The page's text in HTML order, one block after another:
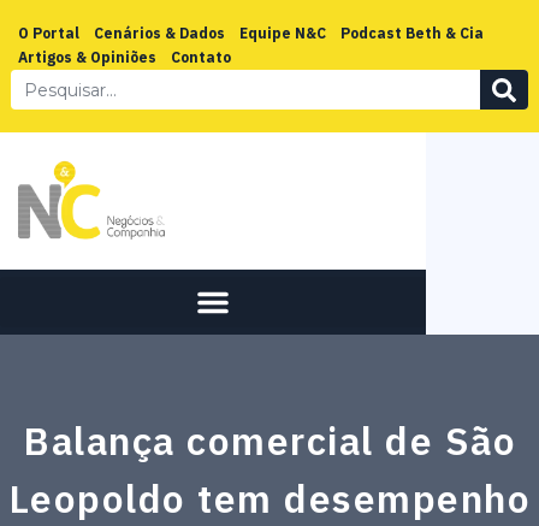
O Portal Cenários & Dados Equipe N&C
Podcast Beth & Cia
Artigos & Opiniões
Contato
Balança comercial de São
Leopoldo tem desempenho